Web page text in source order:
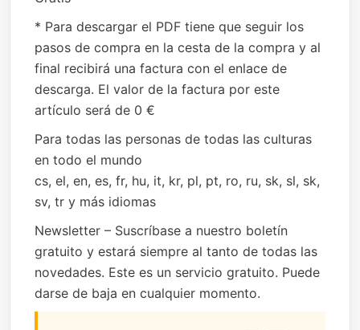
* Para descargar el PDF tiene que seguir los
pasos de compra en la cesta de la compra y al
final recibirá una factura con el enlace de
descarga. El valor de la factura por este
artículo será de 0 €
Para todas las personas de todas las culturas
en todo el mundo
cs, el, en, es, fr, hu, it, kr, pl, pt, ro, ru, sk, sl, sk,
sv, tr y más idiomas
Newsletter – Suscríbase a nuestro boletín
gratuito y estará siempre al tanto de todas las
novedades. Este es un servicio gratuito. Puede
darse de baja en cualquier momento.